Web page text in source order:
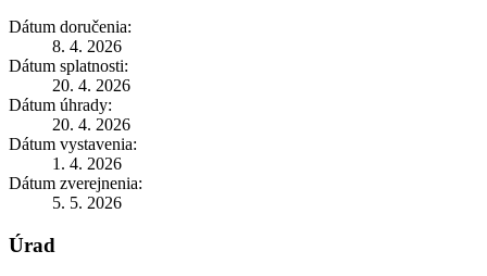
Dátum doručenia:
8. 4. 2026
Dátum splatnosti:
20. 4. 2026
Dátum úhrady:
20. 4. 2026
Dátum vystavenia:
1. 4. 2026
Dátum zverejnenia:
5. 5. 2026
Úrad